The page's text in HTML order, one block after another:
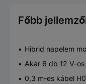
Főbb
Hibrid napelem
Akár 6 db 12 V-
0,3 m-es kábel